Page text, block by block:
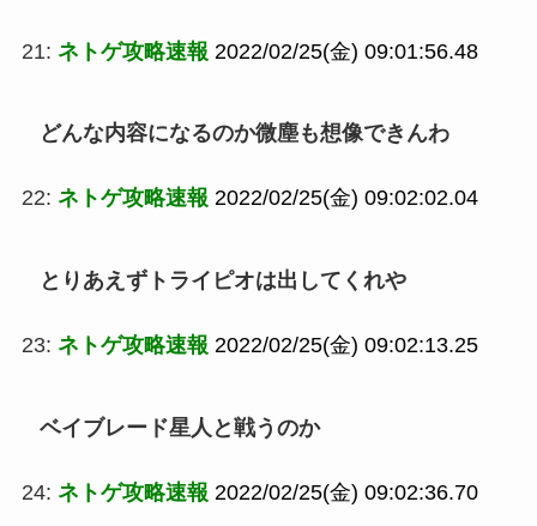
21: ネトゲ攻略速報 2022/02/25(金) 09:01:56.48
どんな内容になるのか微塵も想像できんわ
22: ネトゲ攻略速報 2022/02/25(金) 09:02:02.04
とりあえずトライピオは出してくれや
23: ネトゲ攻略速報 2022/02/25(金) 09:02:13.25
ベイブレード星人と戦うのか
24: ネトゲ攻略速報 2022/02/25(金) 09:02:36.70